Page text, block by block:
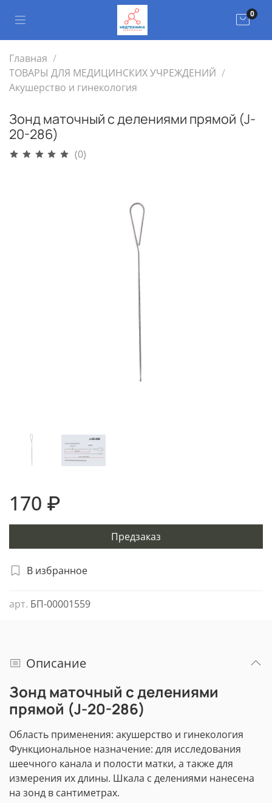
0
Главная
ТОВАРЫ ДЛЯ МЕДИЦИНСКИХ УЧРЕЖДЕНИЙ
Акушерство и гинекология
Зонд маточный с делениями прямой (J-
20-286)
(0)
В избранное
арт. БП-00001559
170 ₽
Предзаказ
Описание
Зонд маточный с делениями
прямой (J-20-286)
Область применения: акушерство и гинекология
Функциональное назначение: для исследования
шеечного канала и полости матки, а также для
измерения их длины. Шкала с делениями нанесена
на зонд в сантиметрах.